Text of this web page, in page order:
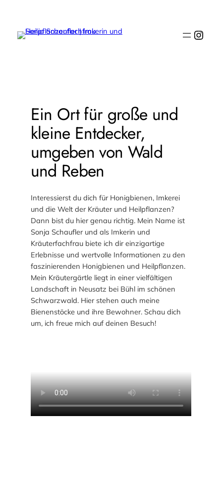
springen
Ein Ort für große und
kleine Entdecker,
umgeben von Wald
und Reben
Interessierst du dich für Honigbienen, Imkerei
und die Welt der Kräuter und Heilpflanzen?
Dann bist du hier genau richtig. Mein Name ist
Sonja Schaufler und als Imkerin und
Kräuterfachfrau biete ich dir einzigartige
Erlebnisse und wertvolle Informationen zu den
faszinierenden Honigbienen und Heilpflanzen.
Mein Kräutergärtle liegt in einer vielfältigen
Landschaft in Neusatz bei Bühl im schönen
Schwarzwald. Hier stehen auch meine
Bienenstöcke und ihre Bewohner. Schau dich
um, ich freue mich auf deinen Besuch!